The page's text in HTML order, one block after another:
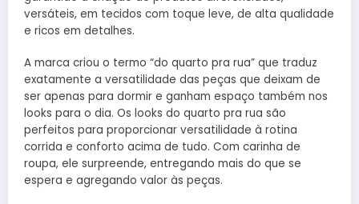
versáteis, em tecidos com toque leve, de alta qualidade
e ricos em detalhes.
A marca criou o termo “do quarto pra rua” que traduz
exatamente a versatilidade das peças que deixam de
ser apenas para dormir e ganham espaço também nos
looks para o dia. Os looks do quarto pra rua são
perfeitos para proporcionar versatilidade à rotina
corrida e conforto acima de tudo. Com carinha de
roupa, ele surpreende, entregando mais do que se
espera e agregando valor às peças.